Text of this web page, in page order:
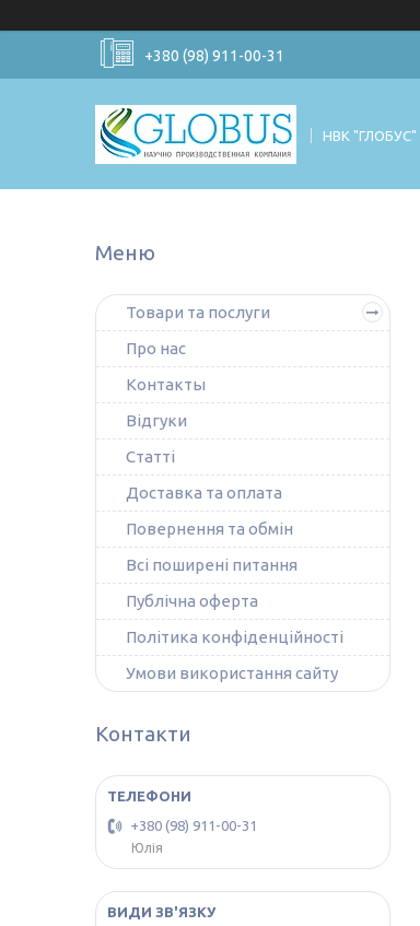
+380 (98) 911-00-31
НВК "ГЛОБУС"
Товари та послуги
Про нас
Контакты
Відгуки
Статті
Доставка та оплата
Повернення та обмін
Всі поширені питання
Публічна оферта
Політика конфіденційності
Умови використання сайту
Контакти
+380 (98) 911-00-31
Юлія